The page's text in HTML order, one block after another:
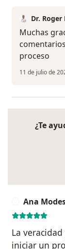
Dr. Roger
Muchas
proceso
11 de julio de
¿Te
Ana
La
iniciar un